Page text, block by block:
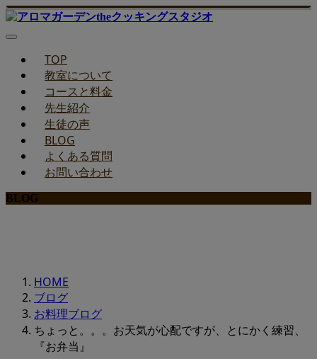
TOP
教室について
コースと料金
先生紹介
生徒の声
BLOG
よくある質問
お問い合わせ
BLOG
HOME
ブログ
お料理ブログ
ちょっと。。。お天気が心配ですが、とにかく練習、
『お弁当』